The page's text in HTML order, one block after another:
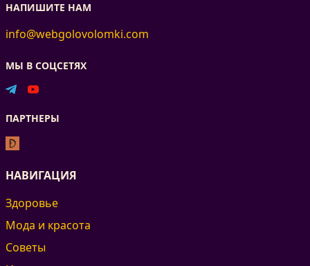
НАПИШИТЕ НАМ
info@webgolovolomki.com
МЫ В СОЦСЕТЯХ
ПАРТНЕРЫ
НАВИГАЦИЯ
Здоровье
Мода и красота
Советы